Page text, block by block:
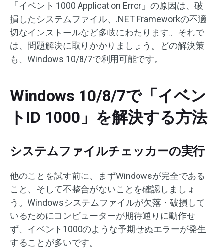
「イベント 1000 Application Error」の原因は、破
損したシステムファイル、.NET Frameworkの不適
切なインストールなど多岐にわたります。それで
は、問題解決に取りかかりましょう。どの解決策
も、Windows 10/8/7で利用可能です。
Windows 10/8/7で「イベン
トID 1000」を解決する方法
システムファイルチェッカーの実行
他のことを試す前に、まずWindowsが完全である
こと、そして不整合がないことを確認しましょ
う。Windowsシステムファイルが欠落・破損して
いるためにコンピューターが期待通りに動作せ
ず、イベント1000のような予期せぬエラーが発生
することが多いです。